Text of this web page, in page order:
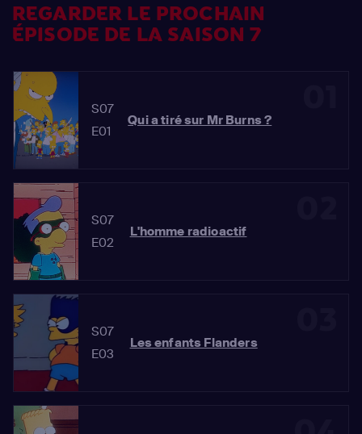
REGARDER LE PROCHAIN
ÉPISODE DE LA SAISON 7
S07
E01
Qui a tiré sur Mr Burns ?
S07
E02
L'homme radioactif
S07
E03
Les enfants Flanders